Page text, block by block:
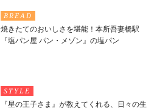
BREAD
焼きたてのおいしさを堪能！本所吾妻橋駅
『塩パン屋 パン・メゾン』の塩パン
STYLE
『星の王子さま』が教えてくれる、日々の生